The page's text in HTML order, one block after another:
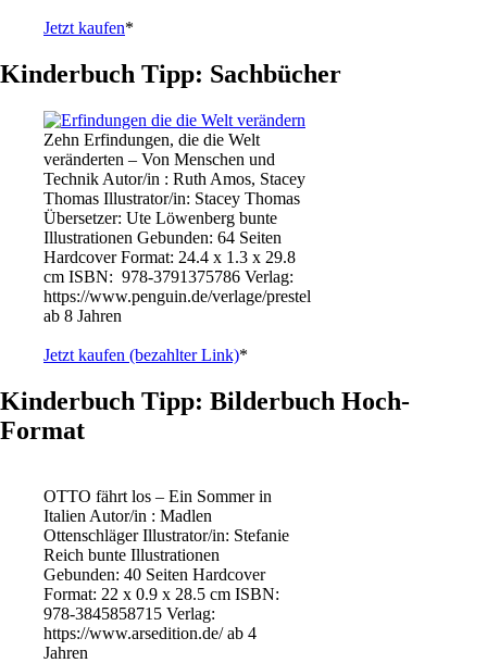
Jetzt kaufen*
Kinderbuch Tipp: Sachbücher
Zehn Erfindungen, die die Welt
veränderten – Von Menschen und
Technik Autor/in : Ruth Amos, Stacey
Thomas Illustrator/in: Stacey Thomas
Übersetzer: Ute Löwenberg bunte
Illustrationen Gebunden: 64 Seiten
Hardcover Format: 24.4 x 1.3 x 29.8
cm ISBN: ‎ 978-3791375786 Verlag:
https://www.penguin.de/verlage/prestel
ab 8 Jahren
Jetzt kaufen (bezahlter Link)*
Kinderbuch Tipp: Bilderbuch Hoch-
Format
OTTO fährt los – Ein Sommer in
Italien Autor/in : Madlen
Ottenschläger Illustrator/in: Stefanie
Reich bunte Illustrationen
Gebunden: 40 Seiten Hardcover
Format: 22 x 0.9 x 28.5 cm ISBN: ‎
978-3845858715 Verlag:
https://www.arsedition.de/ ab 4
Jahren